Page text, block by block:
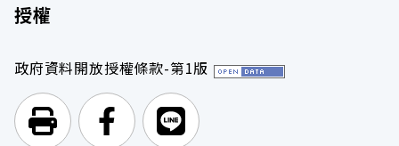
授權
政府資料開放授權條款-第1版